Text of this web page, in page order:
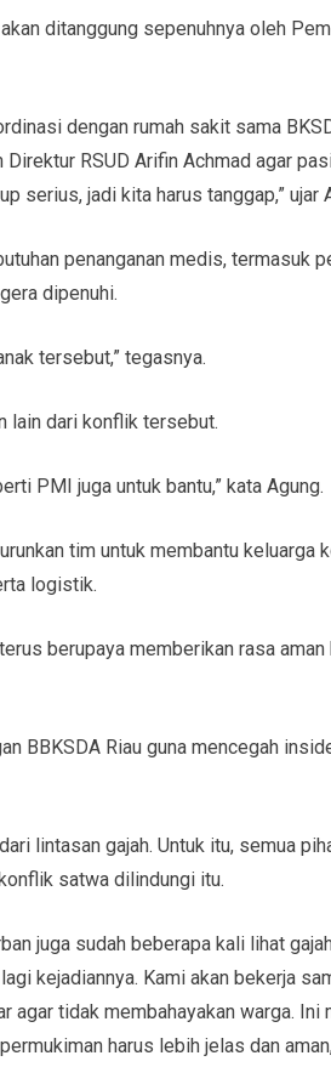
ditanggung sepenuhnya oleh
dengan rumah sakit sama
RSUD Arifin Achmad agar
serius, jadi kita harus tanggap,” ujar
penanganan medis, termasuk
dipenuhi.
tersebut,” tegasnya.
lain dari konflik tersebut.
PMI juga untuk bantu,” kata Agung.
tim untuk membantu keluarga
logistik.
berupaya memberikan rasa
BBKSDA Riau guna mencegah
lintasan gajah. Untuk itu, semua
satwa dilindungi itu.
juga sudah beberapa kali lihat
kejadiannya. Kami akan bekerja
agar tidak membahayakan warga. Ini
harus lebih jelas dan